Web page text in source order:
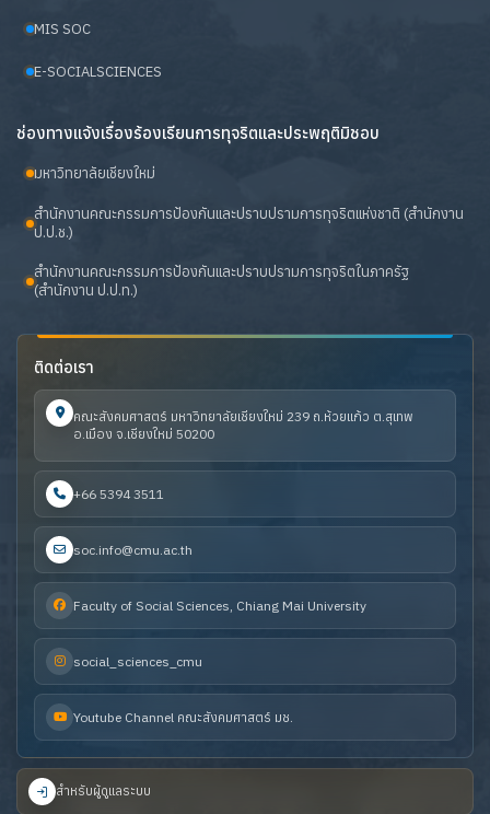
MIS SOC
E-SOCIALSCIENCES
ช่องทางแจ้งเรื่องร้องเรียนการทุจริตและประพฤติมิชอบ
มหาวิทยาลัยเชียงใหม่
สำนักงานคณะกรรมการป้องกันและปราบปรามการทุจริตแห่งชาติ (สำนักงาน
ป.ป.ช.)
สำนักงานคณะกรรมการป้องกันและปราบปรามการทุจริตในภาครัฐ
(สำนักงาน ป.ป.ท.)
ติดต่อเรา
คณะสังคมศาสตร์ มหาวิทยาลัยเชียงใหม่ 239 ถ.ห้วยแก้ว ต.สุเทพ
อ.เมือง จ.เชียงใหม่ 50200
+66 5394 3511
soc.info@cmu.ac.th
Faculty of Social Sciences, Chiang Mai University
social_sciences_cmu
Youtube Channel คณะสังคมศาสตร์ มช.
สำหรับผู้ดูแลระบบ